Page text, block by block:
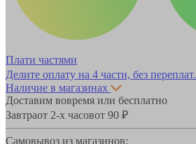
Плати частями
Делите оплату на 4 части, без переплат.
Наличие в магазинах
Доставим вовремя или бесплатно
Завтраот 2-х часовот 90 ₽
Самовывоз из магазинов: